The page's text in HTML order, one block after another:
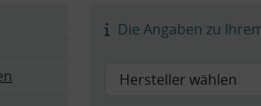
Die Angaben zu